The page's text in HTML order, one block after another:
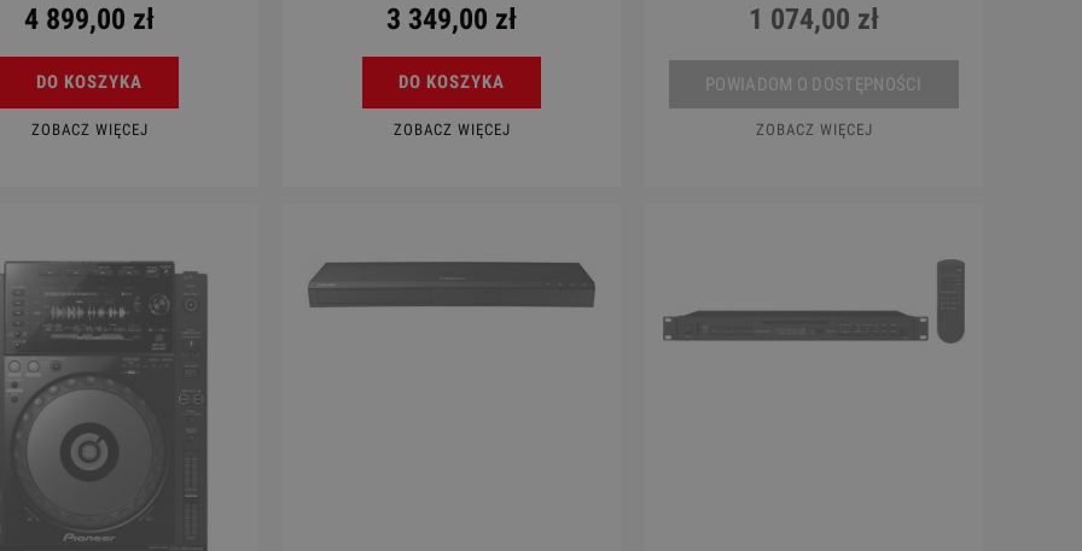
110,00 zł
Cena regularna:135,00 zł
Najniższa cena:135,00 zł
DO KOSZYKA
550,00 zł
Najniższa cena:189,00 zł
4 899,00 zł
DO KOSZYKA
ZOBACZ WIĘCEJ
3 349,00 zł
DO KOSZYKA
ZOBACZ WIĘCEJ
1 074,00 zł
POWIADOM O DOSTĘPNOŚCI
ZOBACZ WIĘCEJ